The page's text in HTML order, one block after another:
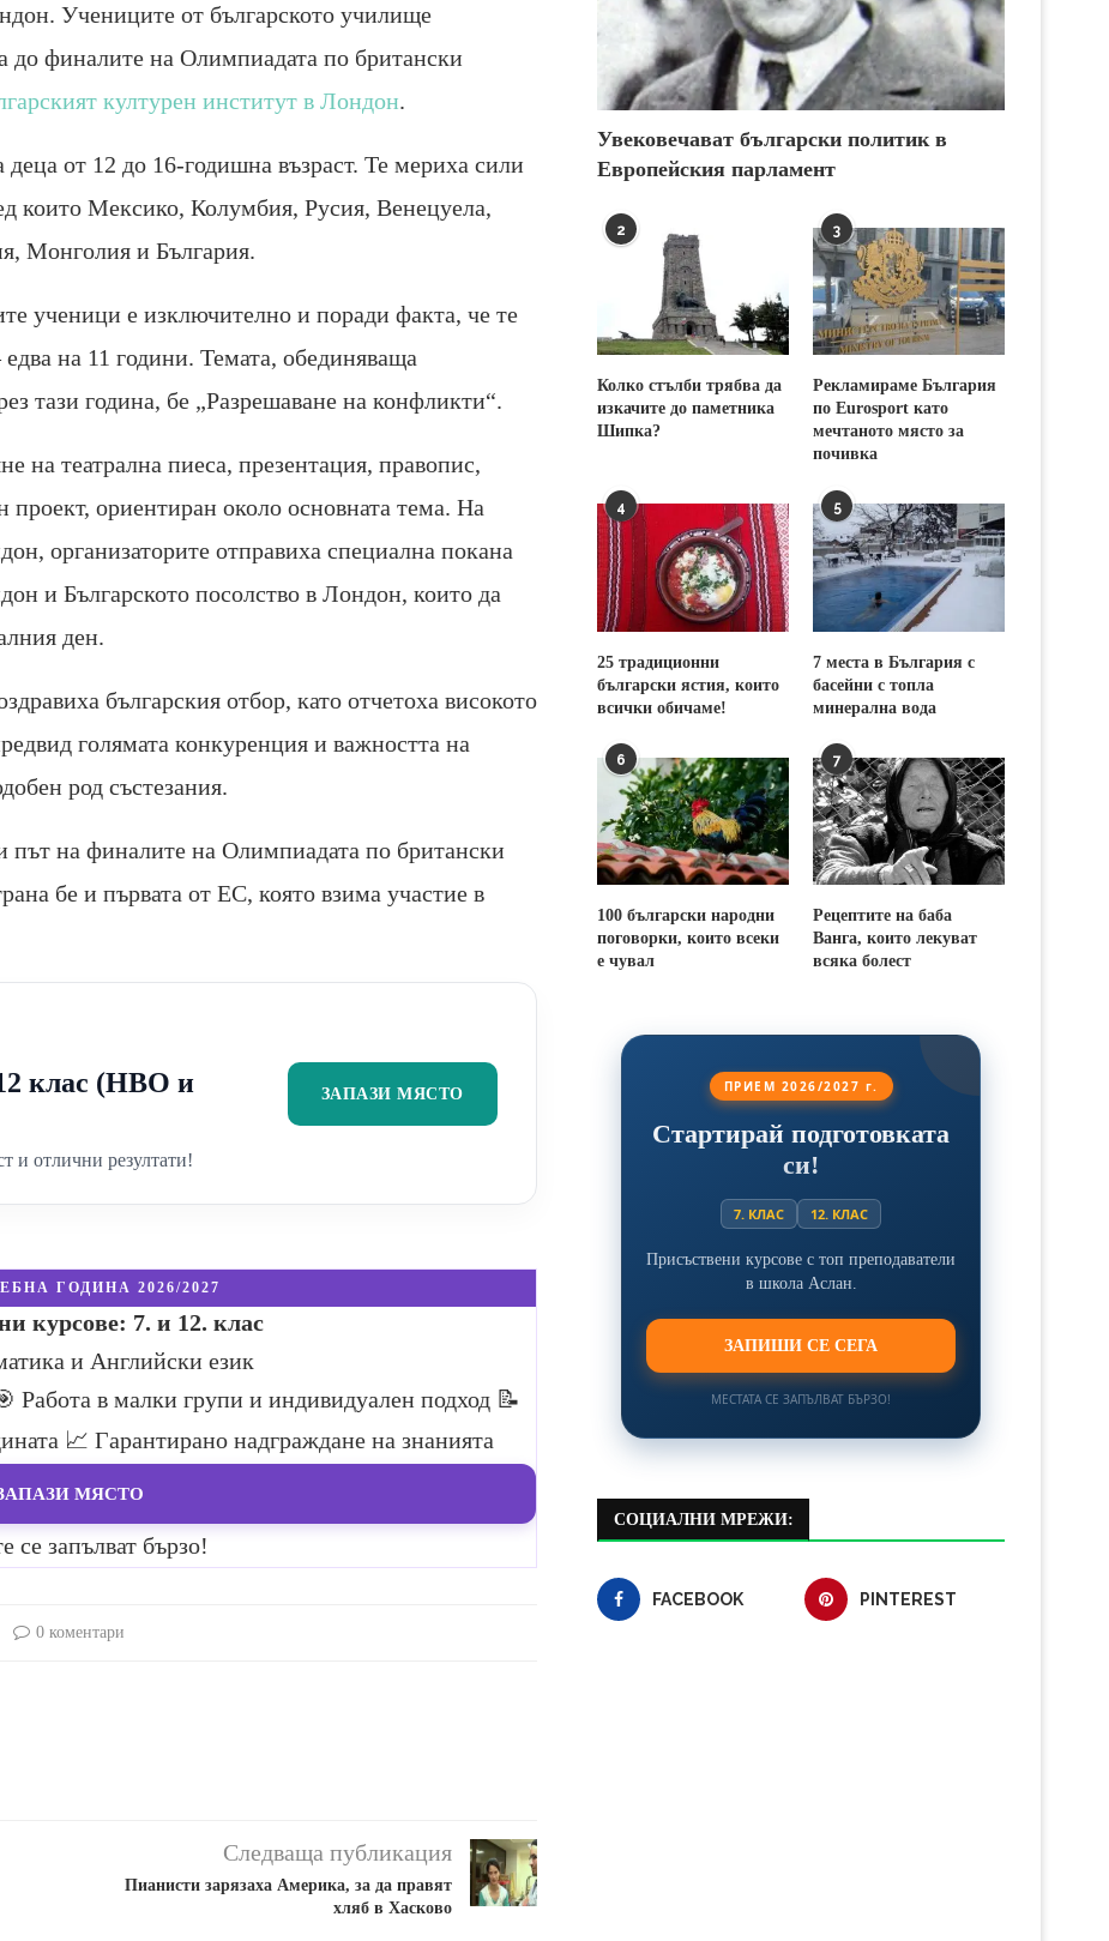
Учениците от българското училище
до финалите на Олимпиадата по британски
културен институт в Лондон.
деца от 12 до 16-годишна възраст. Те мериха сили
които Мексико, Колумбия, Русия, Венецуела,
Монголия и България.
ученици е изключително и поради факта, че те
на 11 години. Темата, обединяваща
тази година, бе „Разрешаване на конфликти“.
на театрална пиеса, презентация, правопис,
проект, ориентиран около основната тема. На
организаторите отправиха специална покана
и Българското посолство в Лондон, които да
ден.
българския отбор, като отчетоха високото
голямата конкуренция и важността на
род състезания.
път на финалите на Олимпиадата по британски
бе и първата от ЕС, която взима участие в
клас (НВО и
и отлични резултати!
ЗАПАЗИ МЯСТО
ГОДИНА 2026/2027
курсове: 7. и 12. клас
и Английски език
Работа в малки групи и индивидуален подход 📝
📈 Гарантирано надграждане на знанията
МЯСТО
се запълват бързо!
0 коментари
Следваща публикация
Пианисти зарязаха Америка, за да правят
хляб в Хасково
Увековечават български политик в
Европейския парламент
2
Колко стълби трябва да
изкачите до паметника
Шипка?
3
Рекламираме България
по Eurosport като
мечтаното място за
почивка
4
25 традиционни
български ястия, които
всички обичаме!
5
7 места в България с
басейни с топла
минерална вода
6
100 български народни
поговорки, които всеки
е чувал
7
Рецептите на баба
Ванга, които лекуват
всяка болест
ПРИЕМ 2026/2027 г.
Стартирай подготовката
си!
7. КЛАС 12. КЛАС
Присъствени курсове с топ преподаватели
в школа Аслан.
ЗАПИШИ СЕ СЕГА
МЕСТАТА СЕ ЗАПЪЛВАТ БЪРЗО!
СОЦИАЛНИ МРЕЖИ:
FACEBOOK PINTEREST